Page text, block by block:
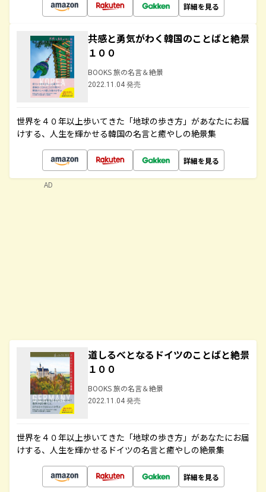
詳細を見る
共感と勇気がわく韓国のことばと絶景
１００
BOOKS 旅の名言＆絶景
2022.11.04 発売
世界を４０年以上歩いてきた「地球の歩き方」があなたにお届
けする、人生を輝かせる韓国の名言と癒やしの絶景集
詳細を見る
道しるべとなるドイツのことばと絶景
１００
BOOKS 旅の名言＆絶景
2022.11.04 発売
世界を４０年以上歩いてきた「地球の歩き方」があなたにお届
けする、人生を輝かせるドイツの名言と癒やしの絶景集
詳細を見る
AD